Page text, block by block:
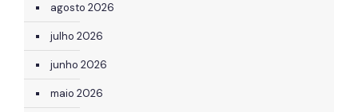
agosto 2026
julho 2026
junho 2026
maio 2026